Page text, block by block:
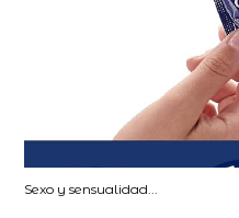
Sexo y sensualidad...